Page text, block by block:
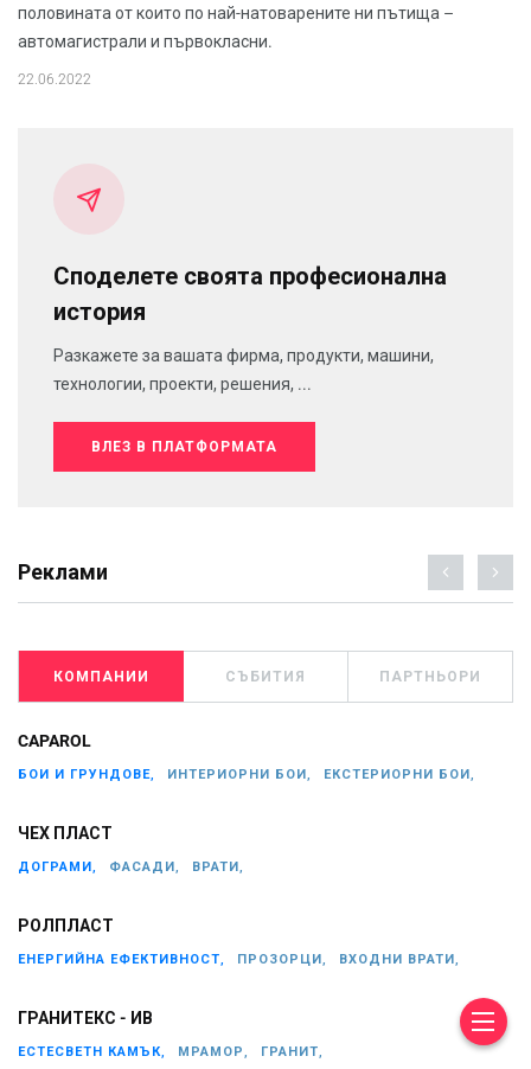
половината от които по най-натоварените ни пътища –
автомагистрали и първокласни.
22.06.2022
Споделете своята професионална
история
Разкажете за вашата фирма, продукти, машини,
технологии, проекти, решения, ...
ВЛЕЗ В ПЛАТФОРМАТА
Реклами
КОМПАНИИ СЪБИТИЯ ПАРТНЬОРИ
CAPAROL
БОИ И ГРУНДОВЕ, ИНТЕРИОРНИ БОИ, ЕКСТЕРИОРНИ БОИ,
ЧЕХ ПЛАСТ
ДОГРАМИ, ФАСАДИ, ВРАТИ,
РОЛПЛАСТ
ЕНЕРГИЙНА ЕФЕКТИВНОСТ, ПРОЗОРЦИ, ВХОДНИ ВРАТИ,
ГРАНИТЕКС - ИВ
ЕСТЕСВЕТН КАМЪК, МРАМОР, ГРАНИТ,